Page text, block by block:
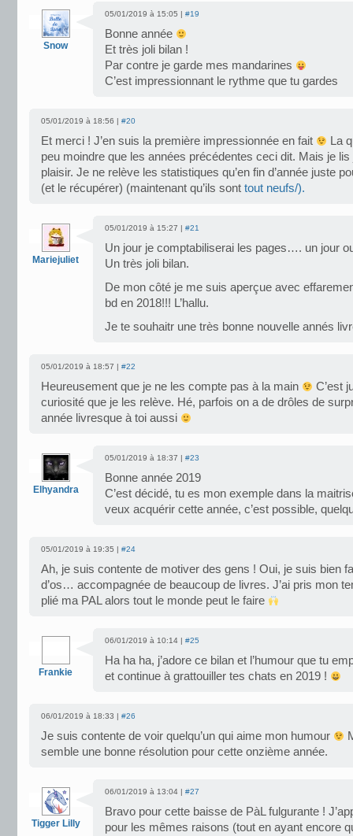
Snow
05/01/2019 à 15:05 | #19
Bonne année
Et très joli bilan !
Par contre je garde mes mandarines
C’est impressionnant le rythme que tu gardes
05/01/2019 à 18:56 | #20
Et merci ! J’en suis la première impressionnée en fait
La
peu moindre que les années précédentes ceci dit. Mais je lis
plaisir. Je ne relève les statistiques qu’en fin d’année juste
(et le récupérer) (maintenant qu’ils sont tout neufs/).
Mariejuliet
05/01/2019 à 15:27 | #21
Un jour je comptabiliserai les pages…. un jour
Un très joli bilan.
De mon côté je me suis aperçue avec
bd en 2018!!! L’hallu.
Je te souhaitr une très bonne nouvelle annés
05/01/2019 à 18:57 | #22
Heureusement que je ne les compte pas à la main
C’est
curiosité que je les relève. Hé, parfois on a de drôles de
année livresque à toi aussi
Elhyandra
05/01/2019 à 18:37 | #23
Bonne année 2019
C’est décidé, tu es mon exemple dans la
veux acquérir cette année, c’est possible,
05/01/2019 à 19:35 | #24
Ah, je suis contente de motiver des gens ! Oui, je suis bien
d’os… accompagnée de beaucoup de livres. J’ai pris mon
plié ma PAL alors tout le monde peut le faire
Frankie
06/01/2019 à 10:14 | #25
Ha ha ha, j’adore ce bilan et l’humour que tu
et continue à grattouiller tes chats en 2019 !
06/01/2019 à 18:33 | #26
Je suis contente de voir quelqu’un qui aime mon humour
semble une bonne résolution pour cette onzième année.
Tigger Lilly
06/01/2019 à 13:04 | #27
Bravo pour cette baisse de PàL fulgurante !
pour les mêmes raisons (tout en ayant encore